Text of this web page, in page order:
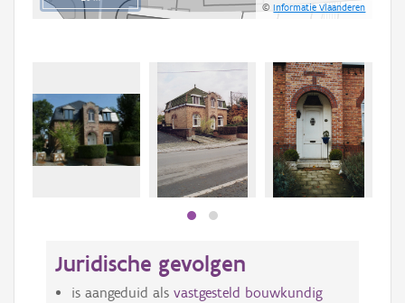
©Informatie Vlaanderen
Juridische gevolgen
is aangeduid als vastgesteld bouwkundig